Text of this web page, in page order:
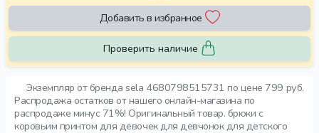
Экземпляр от бренда sela 4680798515731 по цене 799 руб.
Распродажа остатков от нашего онлайн-магазина по
распродаже минус 71%! Оригинальный товар. брюки с
коровьим принтом для девочек для девчонок для детского
Добавить в избранное
Проверить наличие